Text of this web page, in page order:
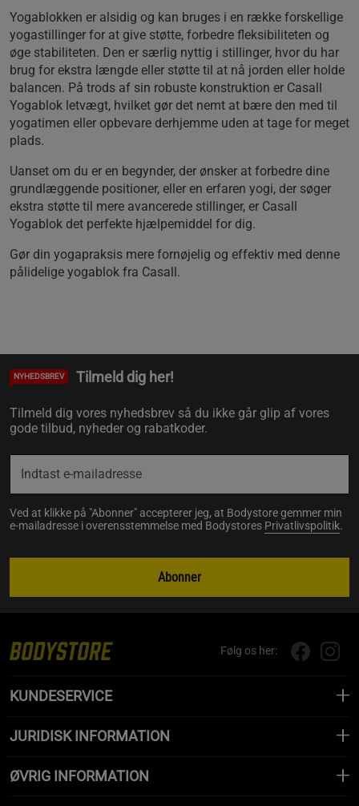
Yogablokken er alsidig og kan bruges i en række forskellige
yogastillinger for at give støtte, forbedre fleksibiliteten og
øge stabiliteten. Den er særlig nyttig i stillinger, hvor du har
brug for ekstra længde eller støtte til at nå jorden eller holde
balancen. På trods af sin robuste konstruktion er Casall
Yogablok letvægt, hvilket gør det nemt at bære den med til
yogatimen eller opbevare derhjemme uden at tage for meget
plads.
Uanset om du er en begynder, der ønsker at forbedre dine
grundlæggende positioner, eller en erfaren yogi, der søger
ekstra støtte til mere avancerede stillinger, er Casall
Yogablok det perfekte hjælpemiddel for dig.
Gør din yogapraksis mere fornøjelig og effektiv med denne
pålidelige yogablok fra Casall.
NYHEDSBREV Tilmeld dig her!
Tilmeld dig vores nyhedsbrev så du ikke går glip af vores
gode tilbud, nyheder og rabatkoder.
Ved at klikke på "Abonner" accepterer jeg, at Bodystore gemmer min
e-mailadresse i overensstemmelse med Bodystores Privatlivspolitik.
Abonner
Følg os her:
KUNDESERVICE
JURIDISK INFORMATION
ØVRIG INFORMATION